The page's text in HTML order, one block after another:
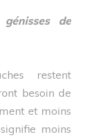
de
restent
besoin de
et moins
moins